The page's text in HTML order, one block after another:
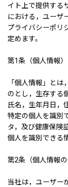
イト上で提供する
における，ユーザ
プライバシーポリ
定めます。
第1条（個人情報）
「個人情報」と
のとし，生存する
氏名，生年月日，
特定の個人を識別
タ，及び健康保険
個人を識別できる
第2条（個人情報の
当社は，ユーザー